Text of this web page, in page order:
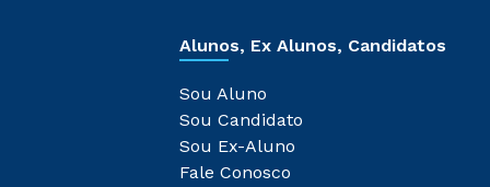
Alunos, Ex Alunos, Candidatos
Sou Aluno
Sou Candidato
Sou Ex-Aluno
Fale Conosco